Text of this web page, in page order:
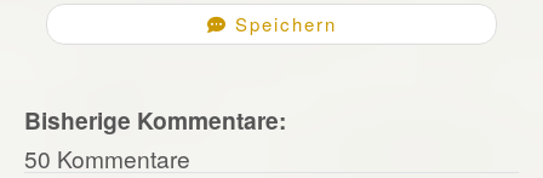
Speichern
Bisherige Kommentare:
50 Kommentare